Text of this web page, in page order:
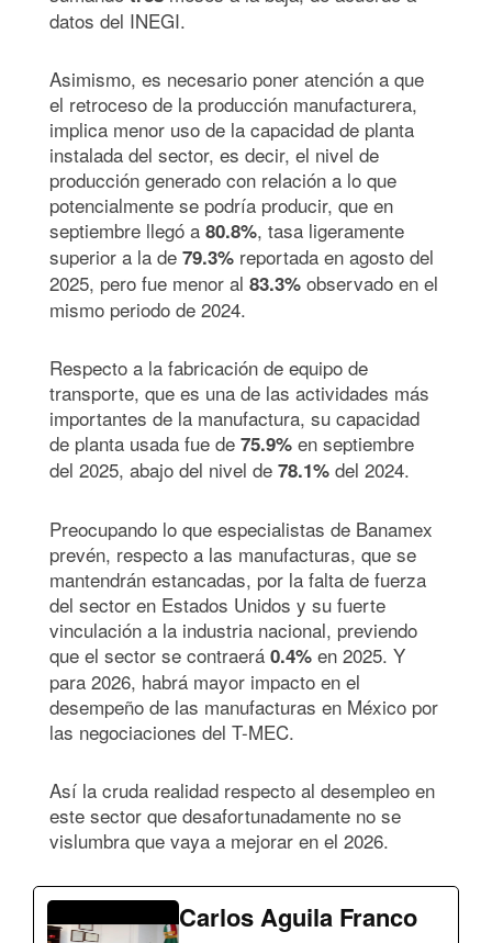
datos del INEGI.
Asimismo, es necesario poner atención a que
el retroceso de la producción manufacturera,
implica menor uso de la capacidad de planta
instalada del sector, es decir, el nivel de
producción generado con relación a lo que
potencialmente se podría producir, que en
septiembre llegó a 80.8%, tasa ligeramente
superior a la de 79.3% reportada en agosto del
2025, pero fue menor al 83.3% observado en el
mismo periodo de 2024.
Respecto a la fabricación de equipo de
transporte, que es una de las actividades más
importantes de la manufactura, su capacidad
de planta usada fue de 75.9% en septiembre
del 2025, abajo del nivel de 78.1% del 2024.
Preocupando lo que especialistas de Banamex
prevén, respecto a las manufacturas, que se
mantendrán estancadas, por la falta de fuerza
del sector en Estados Unidos y su fuerte
vinculación a la industria nacional, previendo
que el sector se contraerá 0.4% en 2025. Y
para 2026, habrá mayor impacto en el
desempeño de las manufacturas en México por
las negociaciones del T-MEC.
Así la cruda realidad respecto al desempleo en
este sector que desafortunadamente no se
vislumbra que vaya a mejorar en el 2026.
Carlos Aguila Franco